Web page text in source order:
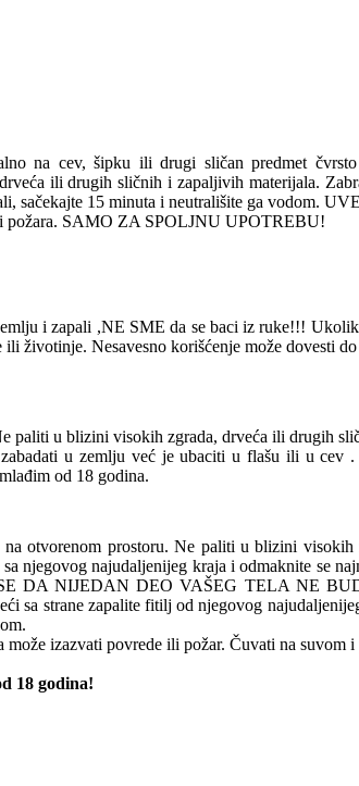
na cev, šipku ili drugi sličan predmet
ili drugih sličnih i zapaljivih materijala.
sačekajte 15 minuta i neutrališite ga
požara. SAMO ZA SPOLJNU UPOTREBU!
i zapali ,NE SME da se baci iz ruke!!!
životinje. Nesavesno korišćenje može dovesti
paliti u blizini visokih zgrada, drveća ili drugih
u zemlju već je ubaciti u flašu ili u
od 18 godina.
na otvorenom prostoru. Ne paliti u blizini
njegovog najudaljenijeg kraja i odmaknite se
DA NIJEDAN DEO VAŠEG TELA NE
sa strane zapalite fitilj od njegovog
izazvati povrede ili požar. Čuvati na suvom
18 godina!